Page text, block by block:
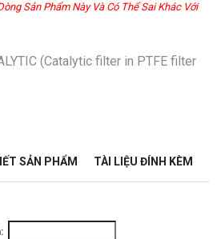
Sản Phẩm Này Và Có Thể Sai Khác Với
(Catalytic filter in PTFE filter
SẢN PHẨM TÀI LIỆU ĐÍNH KÈM